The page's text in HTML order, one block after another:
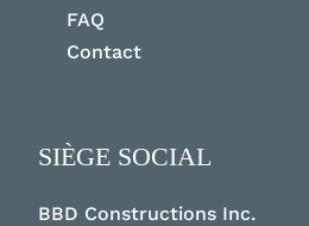
FAQ
Contact
SIÈGE SOCIAL
BBD Constructions Inc.